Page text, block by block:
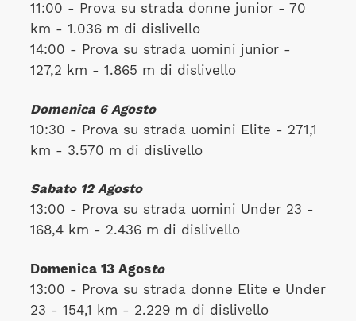
11:00 - Prova su strada donne junior - 70
km - 1.036 m di dislivello
14:00 - Prova su strada uomini junior -
127,2 km - 1.865 m di dislivello
Domenica 6 Agosto
10:30 - Prova su strada uomini Elite - 271,1
km - 3.570 m di dislivello
Sabato 12 Agosto
13:00 - Prova su strada uomini Under 23 -
168,4 km - 2.436 m di dislivello
Domenica 13 Agosto
13:00 - Prova su strada donne Elite e Under
23 - 154,1 km - 2.229 m di dislivello